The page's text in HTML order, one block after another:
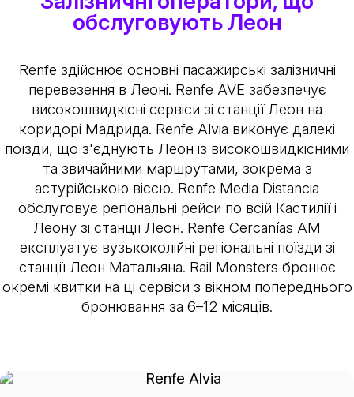
обслуговують Леон
Renfe здійснює основні пасажирські залізничні
перевезення в Леоні. Renfe AVE забезпечує
високошвидкісні сервіси зі станції Леон на
коридорі Мадрида. Renfe Alvia виконує далекі
поїзди, що з'єднують Леон із високошвидкісними
та звичайними маршрутами, зокрема з
астурійською віссю. Renfe Media Distancia
обслуговує регіональні рейси по всій Кастилії і
Леону зі станції Леон. Renfe Cercanías AM
експлуатує вузькоколійні регіональні поїзди зі
станції Леон Матальяна. Rail Monsters бронює
окремі квитки на ці сервіси з вікном попереднього
бронювання за 6–12 місяців.